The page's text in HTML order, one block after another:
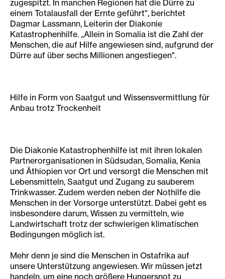
zugespitzt. In manchen Regionen hat die Dürre zu
einem Totalausfall der Ernte geführt", berichtet
Dagmar Lassmann, Leiterin der Diakonie
Katastrophenhilfe. „Allein in Somalia ist die Zahl der
Menschen, die auf Hilfe angewiesen sind, aufgrund der
Dürre auf über sechs Millionen angestiegen".
Hilfe in Form von Saatgut und Wissensvermittlung für
Anbau trotz Trockenheit
Die Diakonie Katastrophenhilfe ist mit ihren lokalen
Partnerorganisationen in Südsudan, Somalia, Kenia
und Äthiopien vor Ort und versorgt die Menschen mit
Lebensmitteln, Saatgut und Zugang zu sauberem
Trinkwasser. Zudem werden neben der Nothilfe die
Menschen in der Vorsorge unterstützt. Dabei geht es
insbesondere darum, Wissen zu vermitteln, wie
Landwirtschaft trotz der schwierigen klimatischen
Bedingungen möglich ist.
Mehr denn je sind die Menschen in Ostafrika auf
unsere Unterstützung angewiesen. Wir müssen jetzt
handeln, um eine noch größere Hungersnot zu